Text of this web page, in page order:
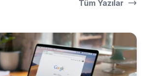
Tüm Yazılar